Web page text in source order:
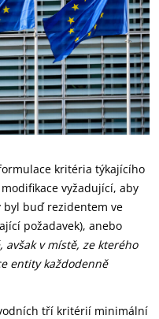
kritéria týkajícího
vyžadující, aby
buď rezidentem ve
požadavek), anebo
v místě, ze kterého
entity každodenně
tří kritérií minimální